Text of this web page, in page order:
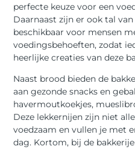
perfecte keuze voor een
Daarnaast zijn er ook tal
beschikbaar voor mensen
voedingsbehoeften, zodat
heerlijke creaties van deze
Naast brood bieden de
aan gezonde snacks en
havermoutkoekjes,
Deze lekkernijen zijn niet
voedzaam en vullen je met
dag. Kortom, bij de